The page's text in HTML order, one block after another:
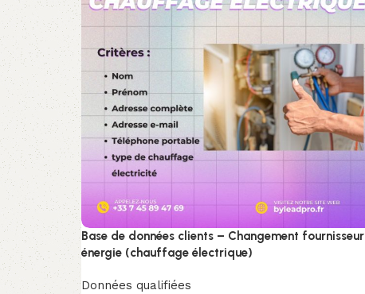
Base de données clients – Changement fournisseur
énergie (chauffage électrique)
Données qualifiées